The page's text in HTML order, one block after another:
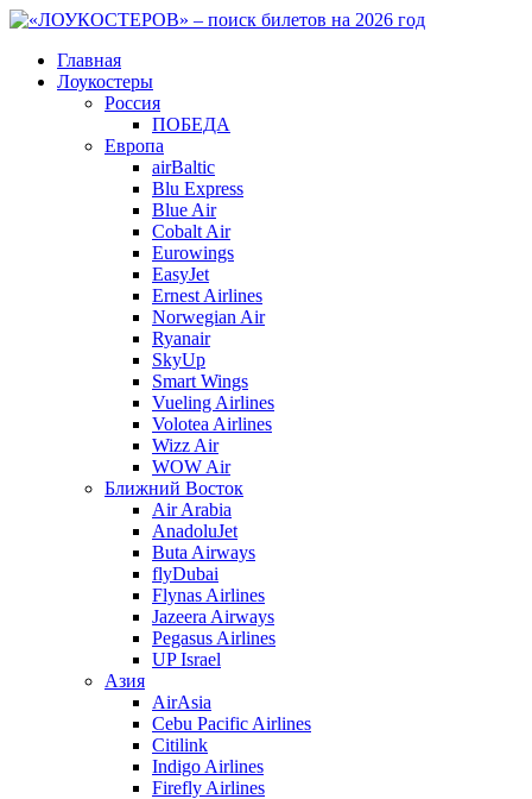
Главная
Лоукостеры
Россия
ПОБЕДА
Европа
airBaltic
Blu Express
Blue Air
Cobalt Air
Eurowings
EasyJet
Ernest Airlines
Norwegian Air
Ryanair
SkyUp
Smart Wings
Vueling Airlines
Volotea Airlines
Wizz Air
WOW Air
Ближний Восток
Air Arabia
AnadoluJet
Buta Airways
flyDubai
Flynas Airlines
Jazeera Airways
Pegasus Airlines
UP Israel
Азия
AirAsia
Cebu Pacific Airlines
Citilink
Indigo Airlines
Firefly Airlines